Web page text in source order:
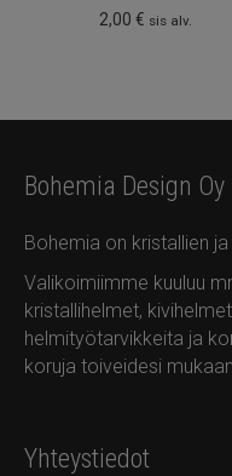
2,00€ sis alv.
Bohemia Design Oy
Bohemia on kristallien
Valikoimiimme kuuluu
kristallihelmet,
helmityötarvikkeita ja
koruja toiveidesi
Yhteystiedot